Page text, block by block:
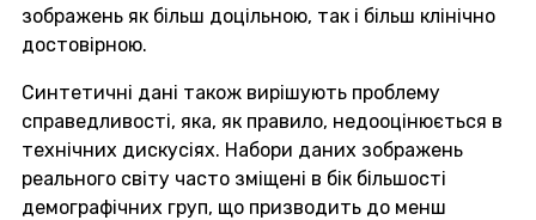
зображень як більш доцільною, так і більш клінічно
достовірною.
Синтетичні дані також вирішують проблему
справедливості, яка, як правило, недооцінюється в
технічних дискусіях. Набори даних зображень
реального світу часто зміщені в бік більшості
демографічних груп, що призводить до менш